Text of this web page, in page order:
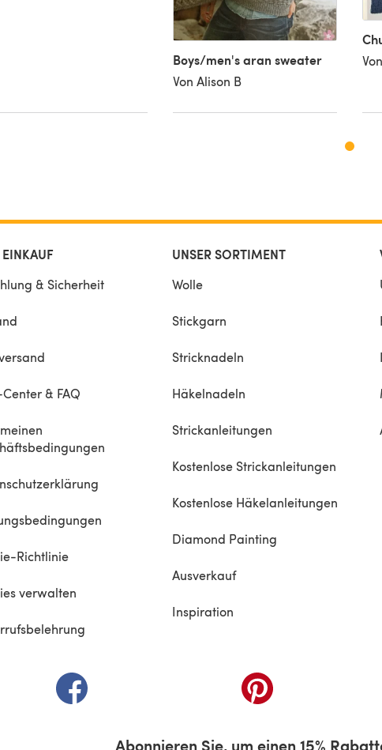
Boys/men's aran sweater
Von Alison B
& Sicherheit
& FAQ
Richtlinie
verwalten
UNSER SORTIMENT
Wolle
Stickgarn
Stricknadeln
Häkelnadeln
Strickanleitungen
Kostenlose Strickanleitungen
Kostenlose Häkelanleitungen
Diamond Painting
Ausverkauf
Inspiration
(öffnet sich in einem neuen Tab)(öffnet sich in einem
Abonnieren Sie, um einen 15%